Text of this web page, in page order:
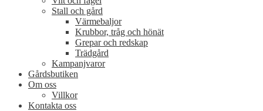
Stall och gård
Värmebaljor
Krubbor, tråg och hönät
Grepar och redskap
Trädgård
Kampanjvaror
Gårdsbutiken
Om oss
Villkor
Kontakta oss